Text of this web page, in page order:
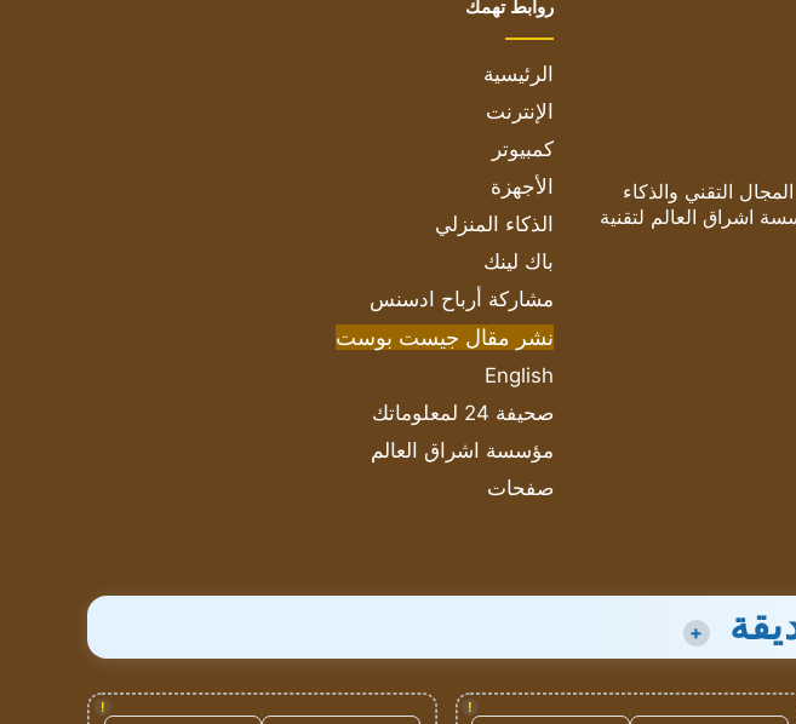
التقني والذكاء
اشراق العالم لتقنية
روابط تهمك
الرئيسية
الإنترنت
كمبيوتر
الأجهزة
الذكاء المنزلي
باك لينك
مشاركة أرباح ادسنس
نشر مقال جيست بوست
English
صحيفة 24 لمعلوماتك
مؤسسة اشراق العالم
صفحات
+
!
!